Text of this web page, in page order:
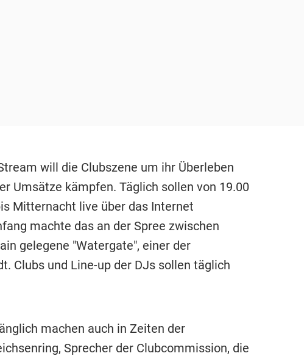
will die Clubszene um ihr Überleben
Umsätze kämpfen. Täglich sollen von 19.00
Mitternacht live über das Internet
machte das an der Spree zwischen
gelegene "Watergate", einer der
Clubs und Line-up der DJs sollen täglich
machen auch in Zeiten der
Sprecher der Clubcommission, die